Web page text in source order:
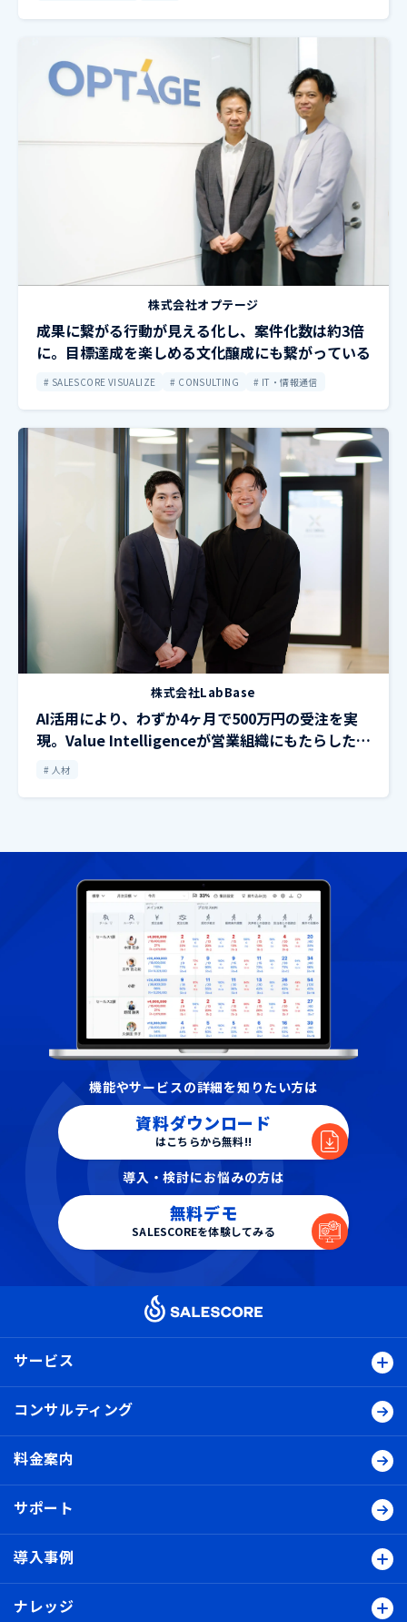
株式会社オプテージ
成果に繋がる行動が見える化し、案件化数は約3倍
に。目標達成を楽しめる文化醸成にも繋がっている
SALESCORE VISUALIZE CONSULTING IT・情報通信
株式会社LabBase
AI活用により、わずか4ヶ月で500万円の受注を実
現。Value Intelligenceが営業組織にもたらした変
化とは
人材
機能やサービスの詳細を知りたい方は
資料ダウンロード
はこちらから無料!!
導入・検討にお悩みの方は
無料デモ
SALESCOREを体験してみる
サービス
コンサルティング
料金案内
サポート
導入事例
ナレッジ